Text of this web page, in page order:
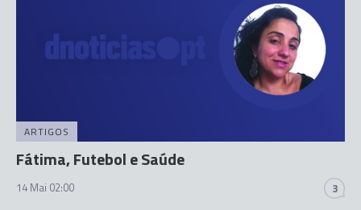
ARTIGOS
Fátima, Futebol e Saúde
14 Mai 02:00 3